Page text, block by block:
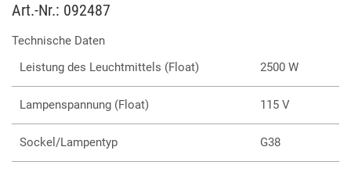
Art.-Nr.: 092487
Technische Daten
Leistung des Leuchtmittels (Float)
2500 W
Lampenspannung (Float) 115 V
Sockel/Lampentyp G38